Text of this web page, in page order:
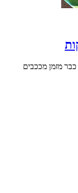
כבר מזמן מככבים